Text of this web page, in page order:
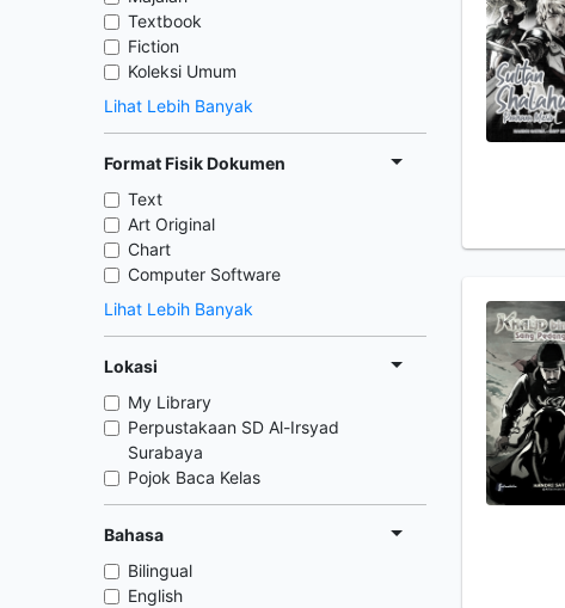
Textbook
Fiction
Koleksi Umum
Lihat Lebih Banyak
Format Fisik Dokumen
Text
Art Original
Chart
Computer Software
Lihat Lebih Banyak
Lokasi
My Library
Perpustakaan SD Al-Irsyad
Surabaya
Pojok Baca Kelas
Bahasa
Bilingual
English